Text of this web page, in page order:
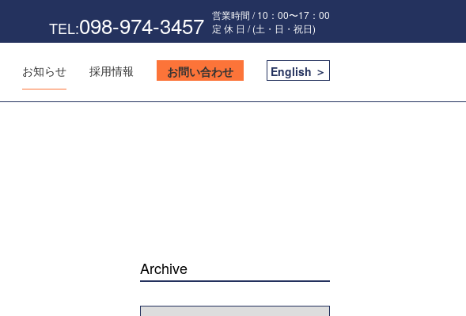
TEL:098-974-3457 営業時間 / 10：00〜17：00
定 休 日 / (土・日・祝日)
お知らせ 採用情報 お問い合わせ English ＞
Archive